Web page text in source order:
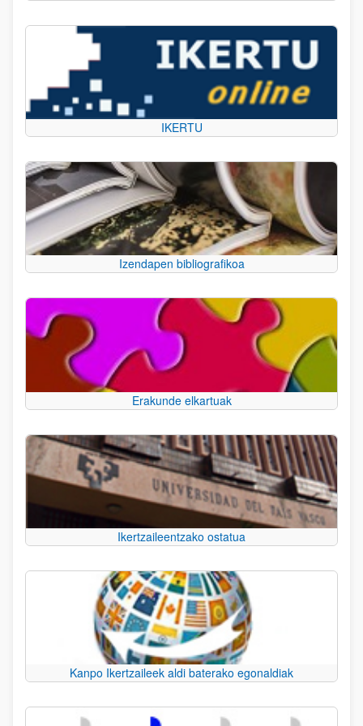
IKERTU
Izendapen bibliografikoa
Erakunde elkartuak
Ikertzaileentzako ostatua
Kanpo Ikertzaileek aldi baterako egonaldiak